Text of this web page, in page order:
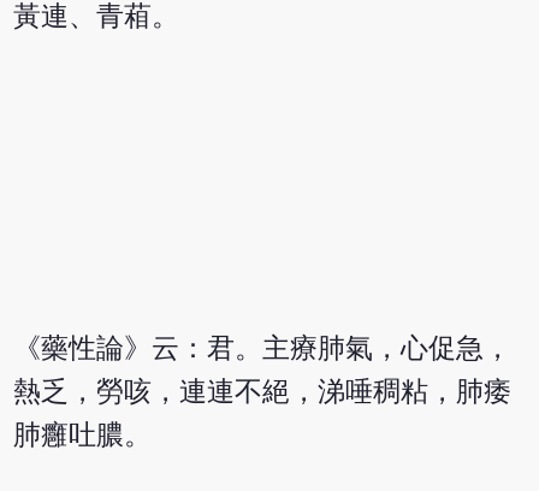
黃連、青葙。
《藥性論》云：君。主療肺氣，心促急，
熱乏，勞咳，連連不絕，涕唾稠粘，肺痿
肺癰吐膿。